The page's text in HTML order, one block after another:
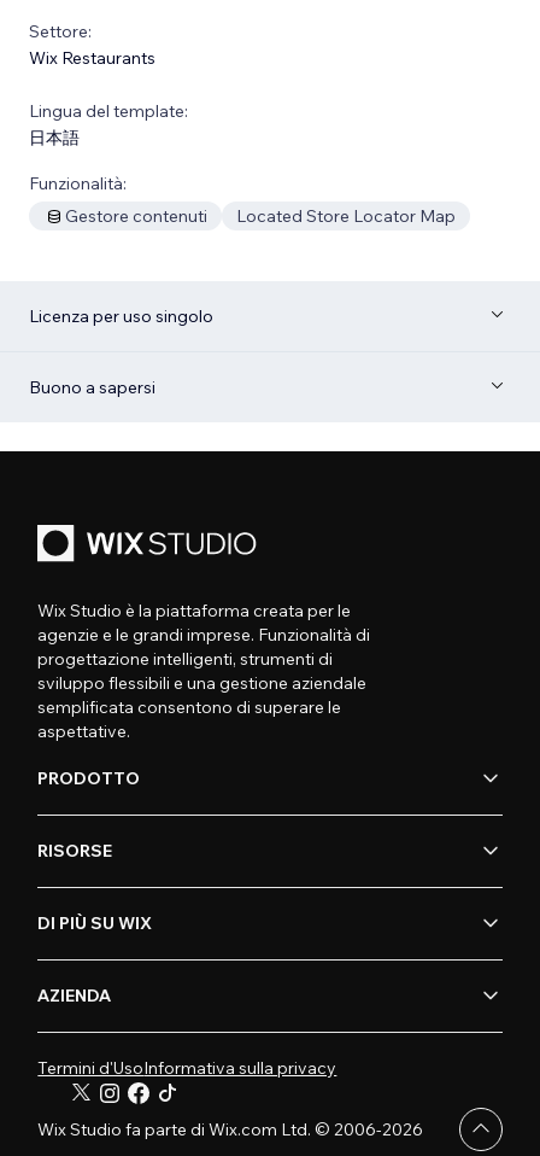
Settore:
Wix Restaurants
Lingua del template:
日本語
Funzionalità:
Gestore contenuti
Located Store Locator Map
Licenza per uso singolo
Buono a sapersi
Wix Studio è la piattaforma creata per le
agenzie e le grandi imprese. Funzionalità di
progettazione intelligenti, strumenti di
sviluppo flessibili e una gestione aziendale
semplificata consentono di superare le
aspettative.
PRODOTTO
RISORSE
DI PIÙ SU WIX
AZIENDA
Termini d'UsoInformativa sulla privacy
Wix Studio fa parte di Wix.com Ltd. © 2006-2026